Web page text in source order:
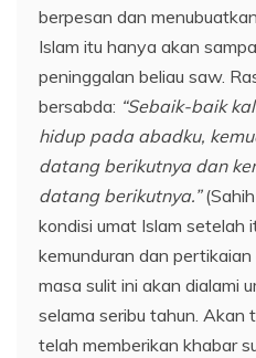
berpesan dan
Islam itu hanya akan
peninggalan beliau saw.
bersabda: “Sebaik-baik
hidup pada abadku,
datang berikutnya dan
datang berikutnya.”(Sahih
kondisi umat Islam setelah
kemunduran dan
masa sulit ini akan dialami
selama seribu tahun. Akan
telah memberikan khabar